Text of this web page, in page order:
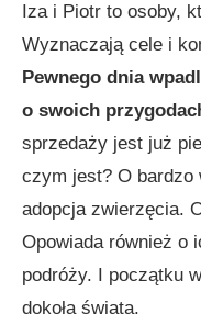
Iza i Piotr to osoby,
Wyznaczają cele i
Pewnego dnia
o swoich
sprzedaży jest już
czym jest? O
adopcja zwierzęcia.
Opowiada również o
podróży. I początku
dokoła świata.